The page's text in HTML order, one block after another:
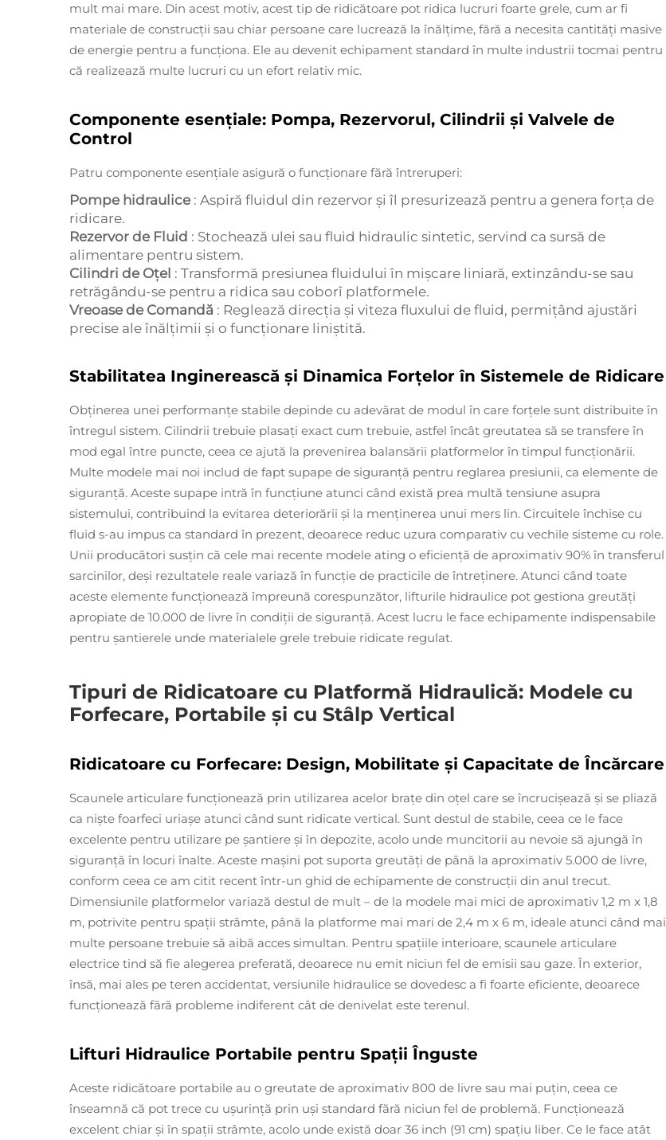
mult mai mare. Din acest motiv, acest tip de ridicătoare pot ridica lucruri foarte grele, cum ar fi
materiale de construcții sau chiar persoane care lucrează la înălțime, fără a necesita cantități masive
de energie pentru a funcționa. Ele au devenit echipament standard în multe industrii tocmai pentru
că realizează multe lucruri cu un efort relativ mic.
Componente esențiale: Pompa, Rezervorul, Cilindrii și Valvele de
Control
Patru componente esențiale asigură o funcționare fără întreruperi:
Pompe hidraulice : Aspiră fluidul din rezervor și îl presurizează pentru a genera forța de
ridicare.
Rezervor de Fluid : Stochează ulei sau fluid hidraulic sintetic, servind ca sursă de
alimentare pentru sistem.
Cilindri de Oțel : Transformă presiunea fluidului în mișcare liniară, extinzându-se sau
retrăgându-se pentru a ridica sau coborî platformele.
Vreoase de Comandă : Reglează direcția și viteza fluxului de fluid, permițând ajustări
precise ale înălțimii și o funcționare liniștită.
Stabilitatea Inginerească și Dinamica Forțelor în Sistemele de Ridicare
Obținerea unei performanțe stabile depinde cu adevărat de modul în care forțele sunt distribuite în
întregul sistem. Cilindrii trebuie plasați exact cum trebuie, astfel încât greutatea să se transfere în
mod egal între puncte, ceea ce ajută la prevenirea balansării platformelor în timpul funcționării.
Multe modele mai noi includ de fapt supape de siguranță pentru reglarea presiunii, ca elemente de
siguranță. Aceste supape intră în funcțiune atunci când există prea multă tensiune asupra
sistemului, contribuind la evitarea deteriorării și la menținerea unui mers lin. Circuitele închise cu
fluid s-au impus ca standard în prezent, deoarece reduc uzura comparativ cu vechile sisteme cu role.
Unii producători susțin că cele mai recente modele ating o eficiență de aproximativ 90% în transferul
sarcinilor, deși rezultatele reale variază în funcție de practicile de întreținere. Atunci când toate
aceste elemente funcționează împreună corespunzător, lifturile hidraulice pot gestiona greutăți
apropiate de 10.000 de livre în condiții de siguranță. Acest lucru le face echipamente indispensabile
pentru șantierele unde materialele grele trebuie ridicate regulat.
Tipuri de Ridicatoare cu Platformă Hidraulică: Modele cu
Forfecare, Portabile și cu Stâlp Vertical
Ridicatoare cu Forfecare: Design, Mobilitate și Capacitate de Încărcare
Scaunele articulare funcționează prin utilizarea acelor brațe din oțel care se încrucișează și se pliază
ca niște foarfeci uriașe atunci când sunt ridicate vertical. Sunt destul de stabile, ceea ce le face
excelente pentru utilizare pe șantiere și în depozite, acolo unde muncitorii au nevoie să ajungă în
siguranță în locuri înalte. Aceste mașini pot suporta greutăți de până la aproximativ 5.000 de livre,
conform ceea ce am citit recent într-un ghid de echipamente de construcții din anul trecut.
Dimensiunile platformelor variază destul de mult – de la modele mai mici de aproximativ 1,2 m x 1,8
m, potrivite pentru spații strâmte, până la platforme mai mari de 2,4 m x 6 m, ideale atunci când mai
multe persoane trebuie să aibă acces simultan. Pentru spațiile interioare, scaunele articulare
electrice tind să fie alegerea preferată, deoarece nu emit niciun fel de emisii sau gaze. În exterior,
însă, mai ales pe teren accidentat, versiunile hidraulice se dovedesc a fi foarte eficiente, deoarece
funcționează fără probleme indiferent cât de denivelat este terenul.
Lifturi Hidraulice Portabile pentru Spații Înguste
Aceste ridicătoare portabile au o greutate de aproximativ 800 de livre sau mai puțin, ceea ce
înseamnă că pot trece cu ușurință prin uși standard fără niciun fel de problemă. Funcționează
excelent chiar și în spații strâmte, acolo unde există doar 36 inch (91 cm) spațiu liber. Ce le face atât